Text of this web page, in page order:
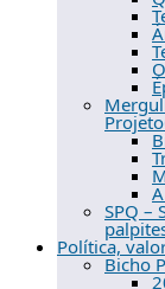
SPQ –
Política,
Bicho